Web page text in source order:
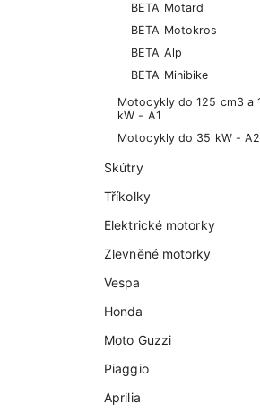
BETA Motard
BETA Motokros
BETA Alp
BETA Minibike
Motocykly do 125 cm3 a
kW - A1
Motocykly do 35 kW - A2
Skútry
Tříkolky
Elektrické motorky
Zlevněné motorky
Vespa
Honda
Moto Guzzi
Piaggio
Aprilia